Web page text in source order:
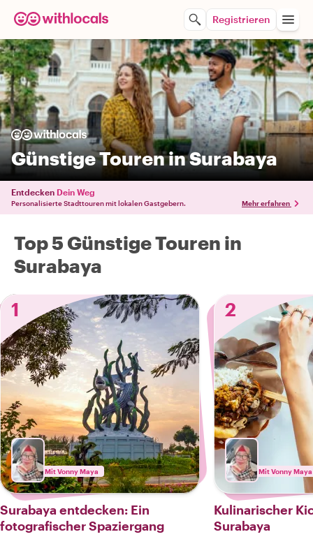
Registrieren
Günstige Touren in Surabaya
Entdecken Dein Weg
Personalisierte Stadttouren mit lokalen Gastgebern. Mehr erfahren
Top 5 Günstige Touren in
Surabaya
1
Mit Vonny Maya
Surabaya entdecken: Ein
fotografischer Spaziergang
2
Mit Vonny Maya
Kulinarischer
Surabaya